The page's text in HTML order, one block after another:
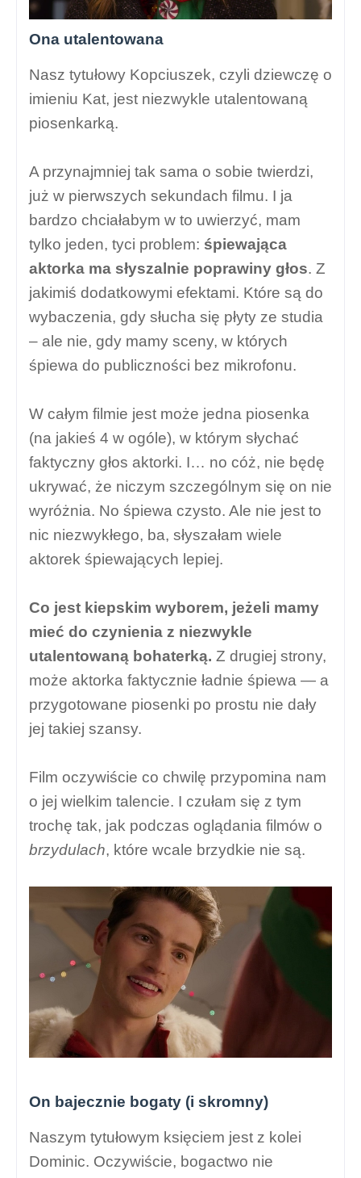
Ona utalentowana
Nasz tytułowy Kopciuszek, czyli dziewczę o
imieniu Kat, jest niezwykle utalentowaną
piosenkarką.
A przynajmniej tak sama o sobie twierdzi,
już w pierwszych sekundach filmu. I ja
bardzo chciałabym w to uwierzyć, mam
tylko jeden, tyci problem: śpiewająca
aktorka ma słyszalnie poprawiny głos. Z
jakimiś dodatkowymi efektami. Które są do
wybaczenia, gdy słucha się płyty ze studia
– ale nie, gdy mamy sceny, w których
śpiewa do publiczności bez mikrofonu.
W całym filmie jest może jedna piosenka
(na jakieś 4 w ogóle), w którym słychać
faktyczny głos aktorki. I… no cóż, nie będę
ukrywać, że niczym szczególnym się on nie
wyróżnia. No śpiewa czysto. Ale nie jest to
nic niezwykłego, ba, słyszałam wiele
aktorek śpiewających lepiej.
Co jest kiepskim wyborem, jeżeli mamy
mieć do czynienia z niezwykle
utalentowaną bohaterką. Z drugiej strony,
może aktorka faktycznie ładnie śpiewa — a
przygotowane piosenki po prostu nie dały
jej takiej szansy.
Film oczywiście co chwilę przypomina nam
o jej wielkim talencie. I czułam się z tym
trochę tak, jak podczas oglądania filmów o
brzydulach, które wcale brzydkie nie są.
On bajecznie bogaty (i skromny)
Naszym tytułowym księciem jest z kolei
Dominic. Oczywiście, bogactwo nie